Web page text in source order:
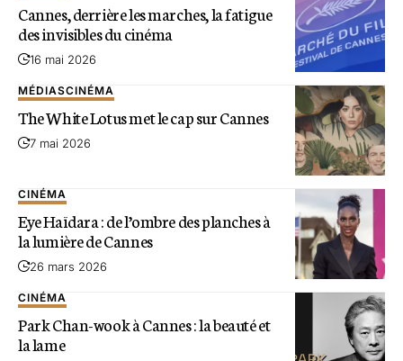
Cannes, derrière les marches, la fatigue
des invisibles du cinéma
16 mai 2026
MÉDIASCINÉMA
The White Lotus met le cap sur Cannes
7 mai 2026
CINÉMA
Eye Haïdara : de l’ombre des planches à
la lumière de Cannes
26 mars 2026
CINÉMA
Park Chan-wook à Cannes : la beauté et
la lame